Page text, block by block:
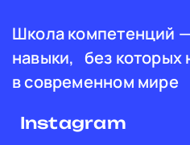
Школа компетенций
навыки, без которых
в современном мире
Instagram